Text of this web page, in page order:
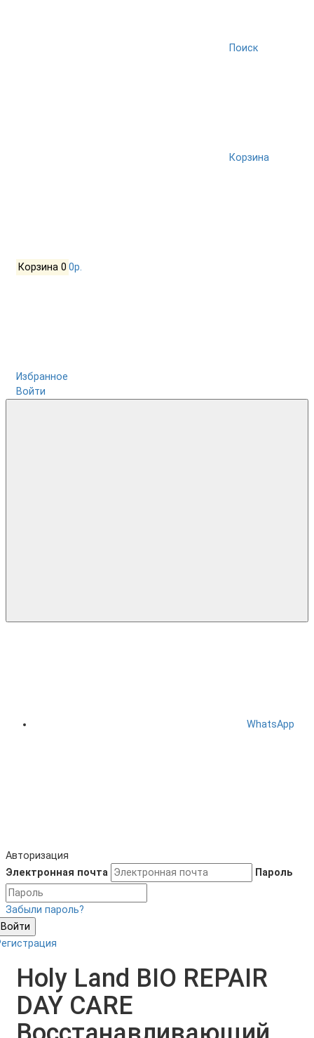
Поиск
Корзина
Корзина 0 0р.
Избранное
Войти
WhatsApp
Авторизация
Электронная почта
Пароль
Забыли пароль?
Войти
Holy Land BIO REPAIR
DAY CARE